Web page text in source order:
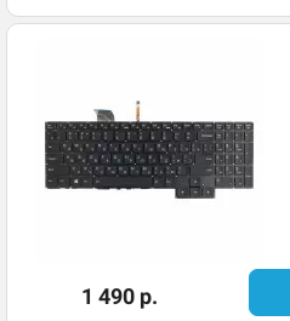
1 490 р.